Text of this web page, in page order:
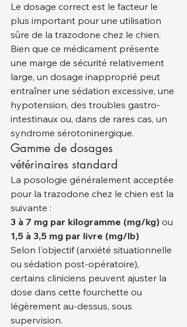
Le dosage correct est le facteur le
plus important pour une utilisation
sûre de la trazodone chez le chien.
Bien que ce médicament présente
une marge de sécurité relativement
large, un dosage inapproprié peut
entraîner une sédation excessive, une
hypotension, des troubles gastro-
intestinaux ou, dans de rares cas, un
syndrome sérotoninergique.
Gamme de dosages
vétérinaires standard
La posologie généralement acceptée
pour la trazodone chez le chien est la
suivante :
3 à 7 mg par kilogramme (mg/kg) ou
1,5 à 3,5 mg par livre (mg/lb)
Selon l'objectif (anxiété situationnelle
ou sédation post-opératoire),
certains cliniciens peuvent ajuster la
dose dans cette fourchette ou
légèrement au-dessus, sous
supervision.